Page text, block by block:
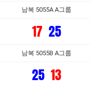
남복 5055A A그룹
17 25
남복 5055B A그룹
25 13